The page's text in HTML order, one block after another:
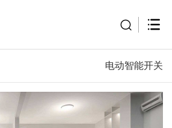
电动智能开关